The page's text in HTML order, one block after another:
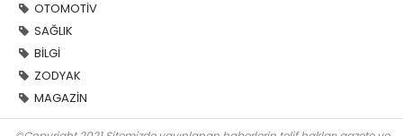
OTOMOTİV
SAĞLIK
BİLGİ
ZODYAK
MAGAZİN